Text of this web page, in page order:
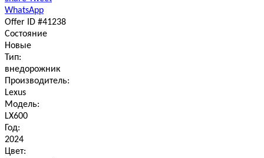
WhatsApp
Offer ID #41238
Состояние
Новые
Тип:
внедорожник
Производитель:
Lexus
Модель:
LX600
Год:
2024
Цвет: